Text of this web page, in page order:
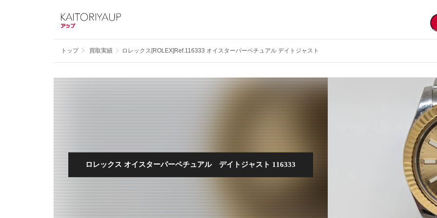
トップ 買取実績 ロレックス[ROLEX]Ref.116333 オイスターパーペチュアル デイトジャスト
ロレックス オイスターパーペチュアル デイトジャスト 116333